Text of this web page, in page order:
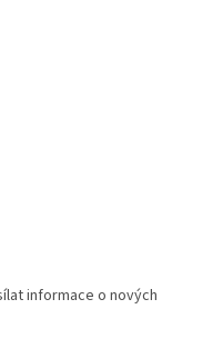
informace o nových